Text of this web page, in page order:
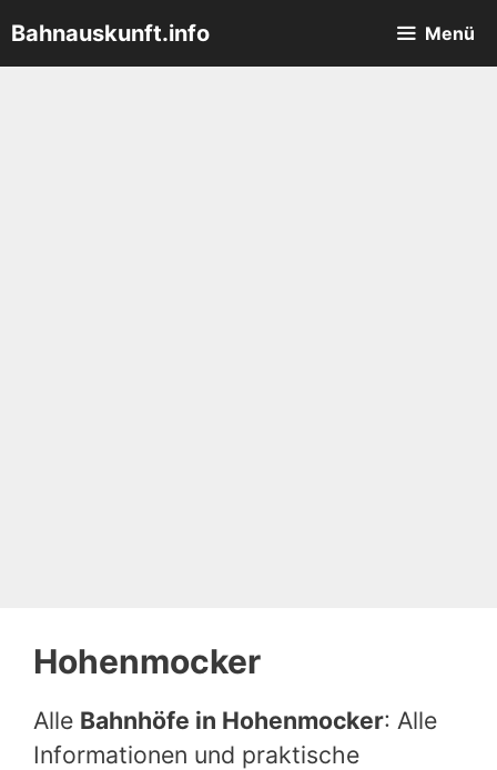
Inhalt
springen
Bahnauskunft.info Menü
Hohenmocker
Alle Bahnhöfe in Hohenmocker: Alle
Informationen und praktische